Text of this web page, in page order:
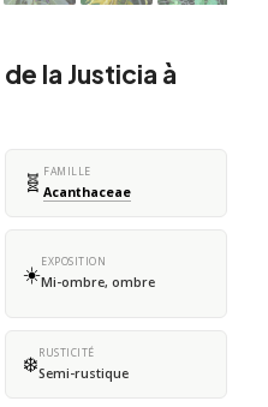
la Justicia à
🧬 FAMILLE
Acanthaceae
☀️EXPOSITION
Mi-ombre, ombre
❄️RUSTICITÉ
Semi-rustique